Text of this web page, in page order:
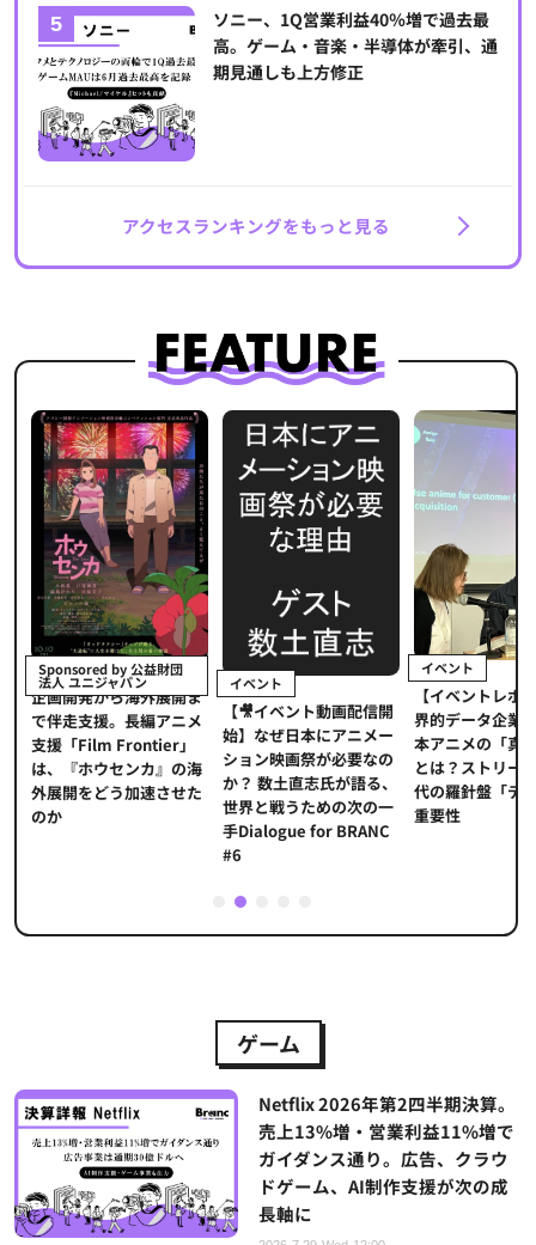
ソニー、1Q営業利益40％増で過去最
高。ゲーム・音楽・半導体が牽引、通
期見通しも上方修正
アクセスランキングをもっと見る
Sponsored by 公益財団
法人 ユニジャパン
企画開発から海外展開ま
で伴走支援。長編アニメ
支援「Film Frontier」
は、『ホウセンカ』の海
外展開をどう加速させた
のか
イベント
【🎥イベント動画配信開
始】なぜ日本にアニメー
ション映画祭が必要なの
か？ 数土直志氏が語る、
世界と戦うための次の一
手Dialogue for BRANC
#6
イベント
【イベントレポ
界的データ企業
本アニメの「真
とは？ストリー
代の羅針盤「デ
重要性
2
ゲーム
Netflix 2026年第2四半期決算。
売上13%増・営業利益11%増で
ガイダンス通り。広告、クラウ
ドゲーム、AI制作支援が次の成
長軸に